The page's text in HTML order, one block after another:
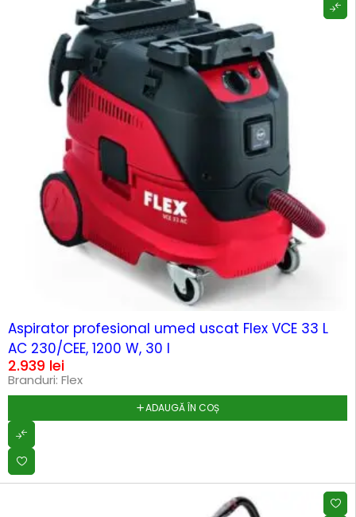
Aspirator profesional umed uscat Flex VCE 33 L
AC 230/CEE, 1200 W, 30 l
2.939 lei
Branduri: Flex
ADAUGĂ ÎN COȘ